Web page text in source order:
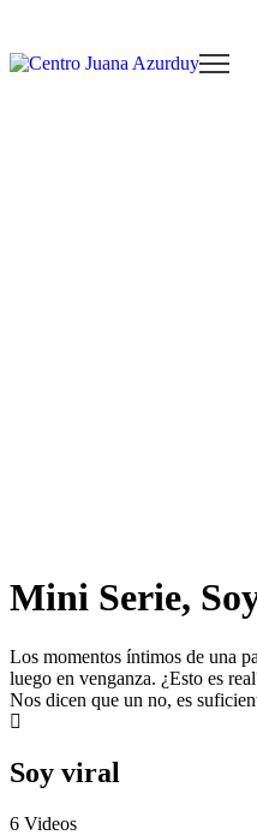
Mini Serie,
Los momentos íntimos de una
luego en venganza. ¿Esto es
Nos dicen que un no, es
Soy viral
6 Videos